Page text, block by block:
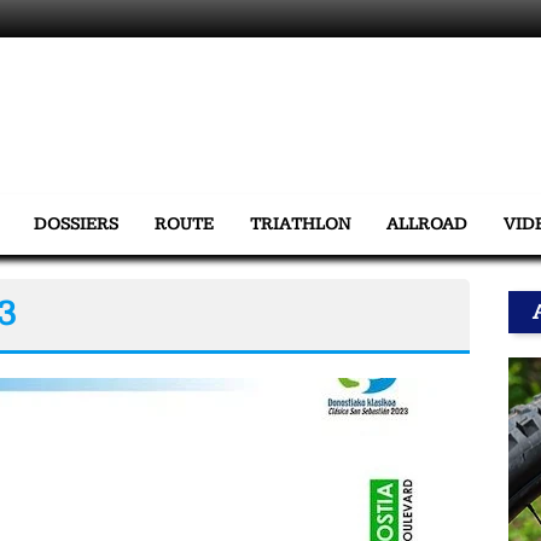
DOSSIERS ROUTE TRIATHLON ALLROAD